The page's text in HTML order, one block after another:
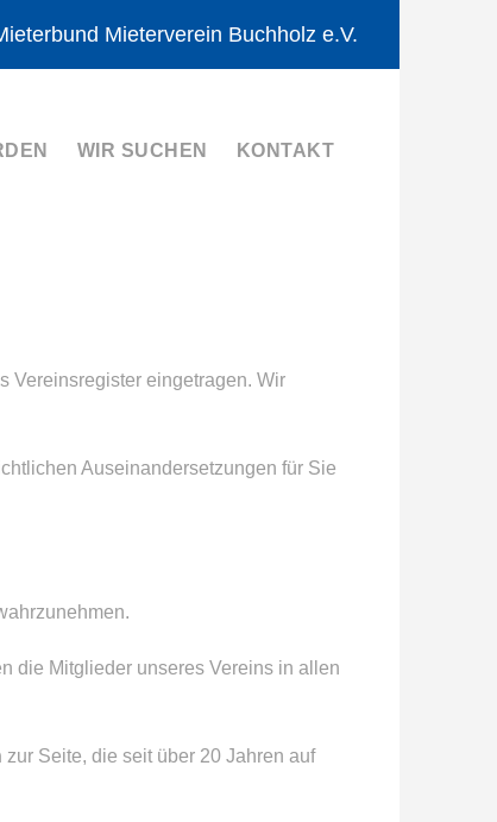
Mieterverein Buchholz e.V.
WIR SUCHEN KONTAKT
Vereinsregister eingetragen. Wir
Auseinandersetzungen für Sie
die Mitglieder unseres Vereins in allen
zur Seite, die seit über 20 Jahren auf